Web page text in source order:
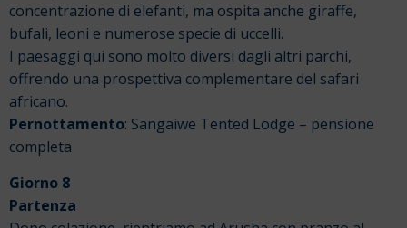
concentrazione di elefanti, ma ospita anche giraffe,
bufali, leoni e numerose specie di uccelli.
I paesaggi qui sono molto diversi dagli altri parchi,
offrendo una prospettiva complementare del safari
africano.
Pernottamento: Sangaiwe Tented Lodge – pensione
completa
Giorno 8
Partenza